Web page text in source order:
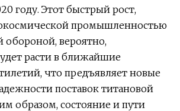
году. Этот быстрый рост,
промышленностью
обороной, вероятно,
расти в ближайшие
что предъявляет новые
поставок титановой
образом, состояние и пути